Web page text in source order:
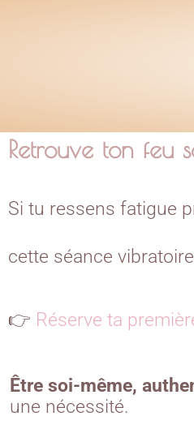
Retrouve ton feu
Si tu ressens fatigue
cette séance
👉 Réserve ta
Être soi-même,
une nécessité.